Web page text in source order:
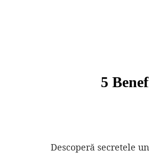
5
Descoperă secretele